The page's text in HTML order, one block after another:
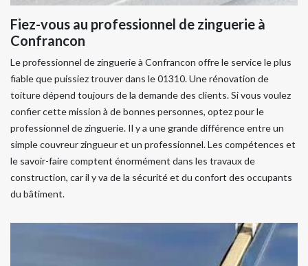
Fiez-vous au professionnel de zinguerie à
Confrancon
Le professionnel de zinguerie à Confrancon offre le service le plus
fiable que puissiez trouver dans le 01310. Une rénovation de
toiture dépend toujours de la demande des clients. Si vous voulez
confier cette mission à de bonnes personnes, optez pour le
professionnel de zinguerie. Il y a une grande différence entre un
simple couvreur zingueur et un professionnel. Les compétences et
le savoir-faire comptent énormément dans les travaux de
construction, car il y va de la sécurité et du confort des occupants
du bâtiment.